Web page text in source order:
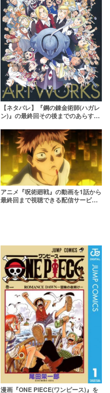
【ネタバレ】『鋼の錬金術師(ハガレ
ン)』の最終回その後までのあらすじ
アニメ『呪術廻戦』の動画を1話から
最終回まで視聴できる配信サービス
漫画『ONE PIECE(ワンピース)』を